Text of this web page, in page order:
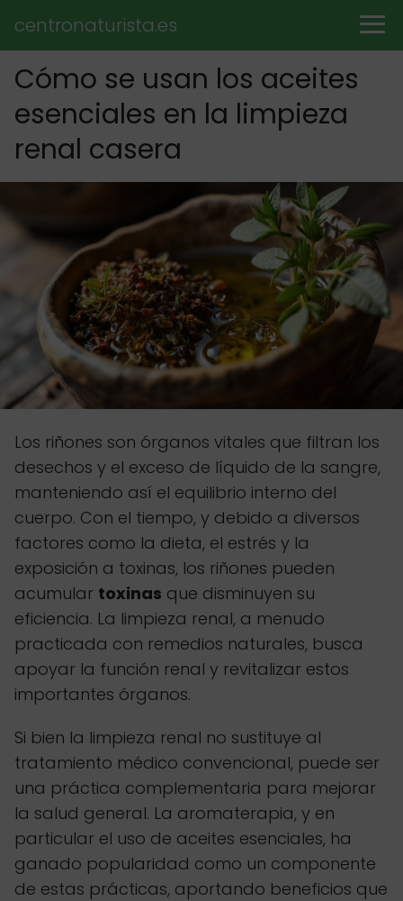
centronaturista.es
Cómo se usan los aceites
esenciales en la limpieza
renal casera
Los riñones son órganos vitales que filtran los
desechos y el exceso de líquido de la sangre,
manteniendo así el equilibrio interno del
cuerpo. Con el tiempo, y debido a diversos
factores como la dieta, el estrés y la
exposición a toxinas, los riñones pueden
acumular toxinas que disminuyen su
eficiencia. La limpieza renal, a menudo
practicada con remedios naturales, busca
apoyar la función renal y revitalizar estos
importantes órganos.
Si bien la limpieza renal no sustituye al
tratamiento médico convencional, puede ser
una práctica complementaria para mejorar
la salud general. La aromaterapia, y en
particular el uso de aceites esenciales, ha
ganado popularidad como un componente
de estas prácticas, aportando beneficios que